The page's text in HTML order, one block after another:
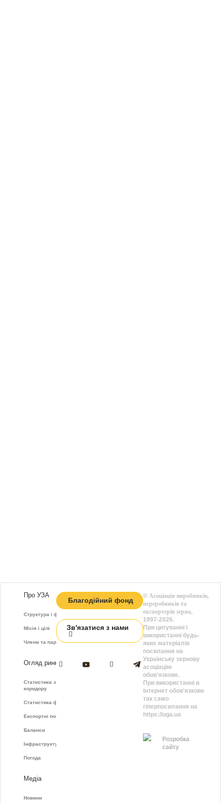
Про УЗА
Структура і функції
Місія і цілі
Члени та партнери
Огляд ринку
Статистика зернового
коридору
Статистика фрахту
Експортні показники
Баланси
Інфраструктура
Погода
Медіа
Новини
Благодійний фонд
Зв'язатися з нами
©Асоціація виробників,
переробників та
експортерів зерна,
1997-2026.
При цитуванні і
використанні будь-
яких матеріалів
посилання на
Українську зернову
асоціацію
обов'язкове.
При використанні в
інтернет обов'язкове
так само
гіперпосилання на
https://uga.ua
Розробка
сайту